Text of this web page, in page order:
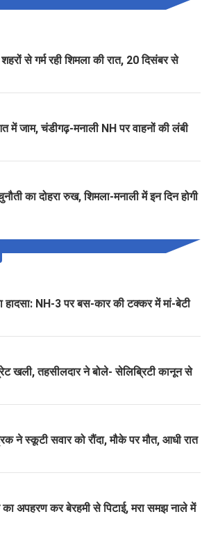
से गर्म रही शिमला की रात, 20 दिसंबर से
में जाम, चंडीगढ़-मनाली NH पर वाहनों की लंबी
का दोहरा रुख, शिमला-मनाली में इन दिन होगी
NH-3 पर बस-कार की टक्कर में मां-बेटी
खली, तहसीलदार ने बोले- सेलिब्रिटी कानून से
ने स्कूटी सवार को रौंदा, मौके पर मौत, आधी रात
अपहरण कर बेरहमी से पिटाई, मरा समझ नाले में